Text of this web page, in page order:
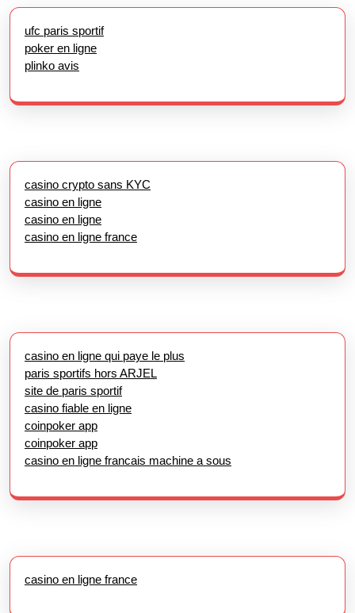
ufc paris sportif
poker en ligne
plinko avis
casino crypto sans KYC
casino en ligne
casino en ligne
casino en ligne france
casino en ligne qui paye le plus
paris sportifs hors ARJEL
site de paris sportif
casino fiable en ligne
coinpoker app
coinpoker app
casino en ligne francais machine a sous
casino en ligne france